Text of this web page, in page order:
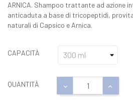
ARNICA. Shampoo trattante ad azione
anticaduta a base di tricopeptidi,
naturali di Capsico e Arnica.
CAPACITÀ
QUANTITÀ